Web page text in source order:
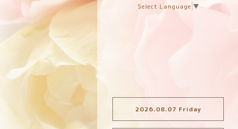
Select Language ▼
2026.08.07 Friday